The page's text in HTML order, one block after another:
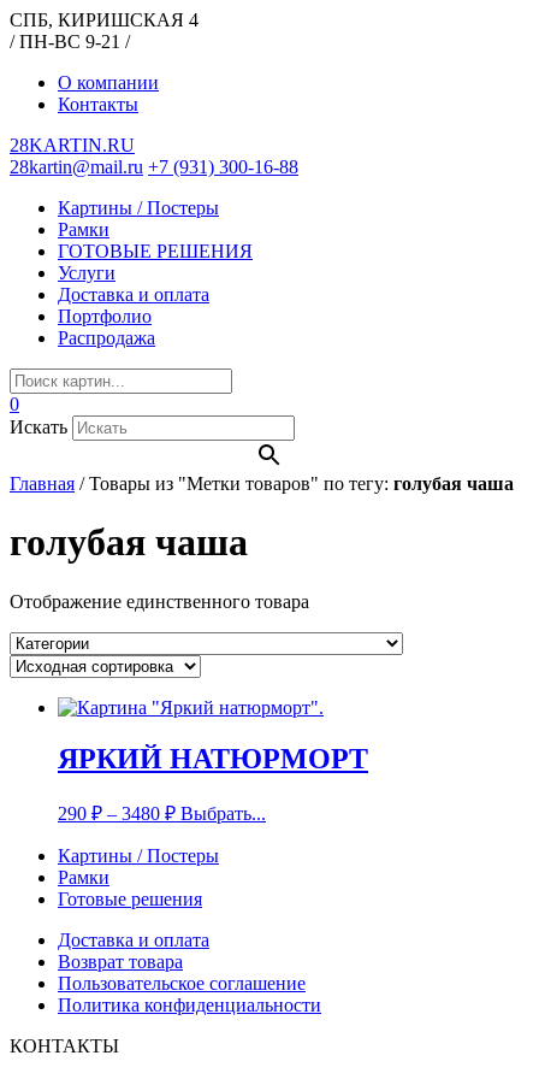
СПБ, КИРИШСКАЯ 4
/ ПН-ВС 9-21 /
О компании
Контакты
28KARTIN.RU
28kartin@mail.ru +7 (931) 300-16-88
Картины / Постеры
Рамки
ГОТОВЫЕ РЕШЕНИЯ
Услуги
Доставка и оплата
Портфолио
Распродажа
0
Искать
Главная /Товары из "Метки товаров" по тегу: голубая чаша
голубая чаша
Отображение единственного товара
ЯРКИЙ НАТЮРМОРТ
290 ₽ – 3480 ₽ Выбрать...
Картины / Постеры
Рамки
Готовые решения
Доставка и оплата
Возврат товара
Пользовательское соглашение
Политика конфиденциальности
КОНТАКТЫ